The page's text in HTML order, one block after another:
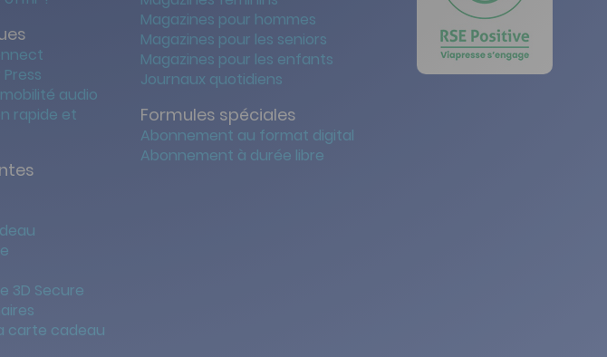
audio
rapide et
3D Secure
carte cadeau
Magazines pour hommes
Magazines pour les seniors
Magazines pour les enfants
Journaux quotidiens
Formules spéciales
Abonnement au format digital
Abonnement à durée libre